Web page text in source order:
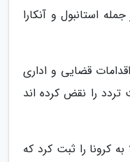
در 31 استان از جمله استانبول و آنکارا
قضایی و اداری
ممنوعیت تردد را نقض کرده اند
یکشنبه 56 و 956 مبتلا به کرونا را ثبت کرد که